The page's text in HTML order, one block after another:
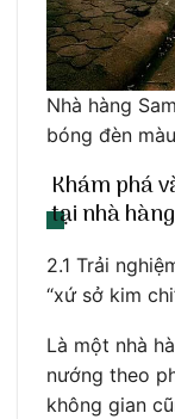
Nhà hàng
bóng đèn
Khám phá
tại nhà
2.1 Trải
“xứ sở kim
Là một nhà
nướng theo
không gian